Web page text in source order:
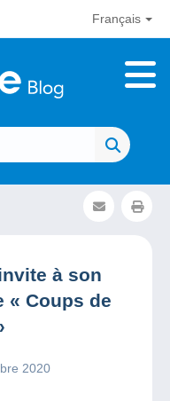
Français
à son
« Coups de
2020